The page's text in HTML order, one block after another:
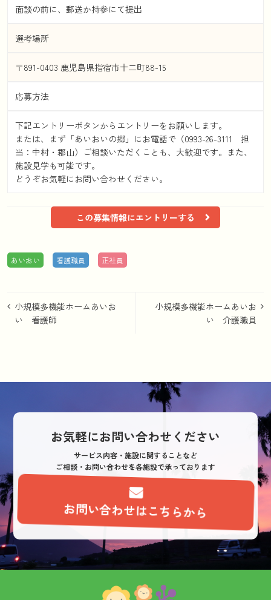
面談の前に、郵送か持参にて提出
選考場所
〒891-0403 鹿児島県指宿市十二町88-15
応募方法
下記エントリーボタンからエントリーをお願いします。
または、まず「あいおいの郷」にお電話で（0993-26-3111 担
当：中村・郡山）ご相談いただくことも、大歓迎です。また、
施設見学も可能です。
どうぞお気軽にお問い合わせください。
この募集情報にエントリーする
あいおい 看護職員 正社員
投
稿
ゲ
シ
小規模多機能ホームあいお
い 介護職員
小規模多機能ホームあいお
い 看護師
お気軽にお問い合わせください
サービス内容・施設に関することなど
ご相談・お問い合わせを各施設で承っております
お問い合わせはこちらから